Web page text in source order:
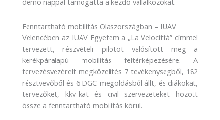
demo nappal támogatta a kezdő vállalkozókat.
Fenntartható mobilitás Olaszországban – IUAV
Velencében az IUAV Egyetem a „La Velocittà” címmel
tervezett, részvételi pilotot valósított meg a
kerékpáralapú mobilitás feltérképezésére. A
tervezésvezérelt megközelítés 7 tevékenységből, 182
résztvevőből és 6 DGC-megoldásból állt, és diákokat,
tervezőket, kkv-kat és civil szervezeteket hozott
össze a fenntartható mobilitás körül.